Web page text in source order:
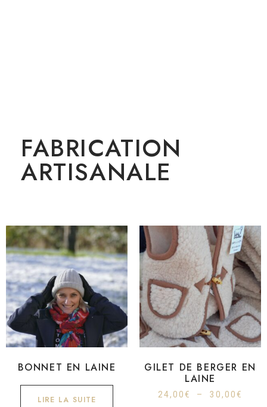
FABRICATION
ARTISANALE
BONNET EN LAINE
LIRE LA SUITE
GILET DE BERGER EN
LAINE
24,00€ – 30,00€